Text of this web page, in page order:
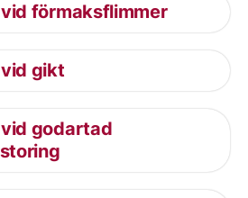
förmaksflimmer
gikt
godartad